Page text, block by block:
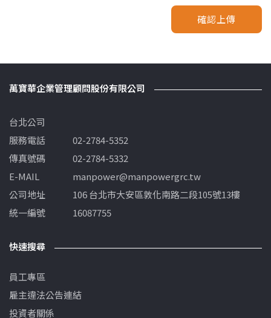
確認上傳
萬寶華企業管理顧問股份有限公司
台北公司
服務電話
02-2784-5352
傳真號碼
02-2784-5332
E-MAIL
manpower@manpowergrc.tw
公司地址
106 台北市大安區敦化南路二段105號13樓
統一編號
16087755
快速搜尋
員工專區
雇主違法公告連結
投資者關係